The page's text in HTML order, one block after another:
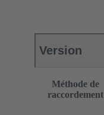
Version
Méthode de
raccordement